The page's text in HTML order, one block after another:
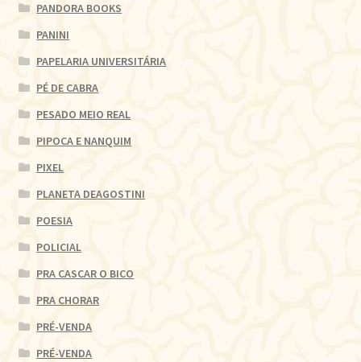
PANDORA BOOKS
PANINI
PAPELARIA UNIVERSITÁRIA
PÉ DE CABRA
PESADO MEIO REAL
PIPOCA E NANQUIM
PIXEL
PLANETA DEAGOSTINI
POESIA
POLICIAL
PRA CASCAR O BICO
PRA CHORAR
PRÉ-VENDA
PRÉ-VENDA